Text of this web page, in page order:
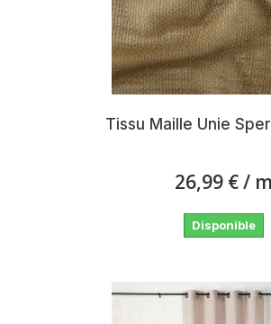
Tissu Maille Unie
26,99 €/ m
Disponible